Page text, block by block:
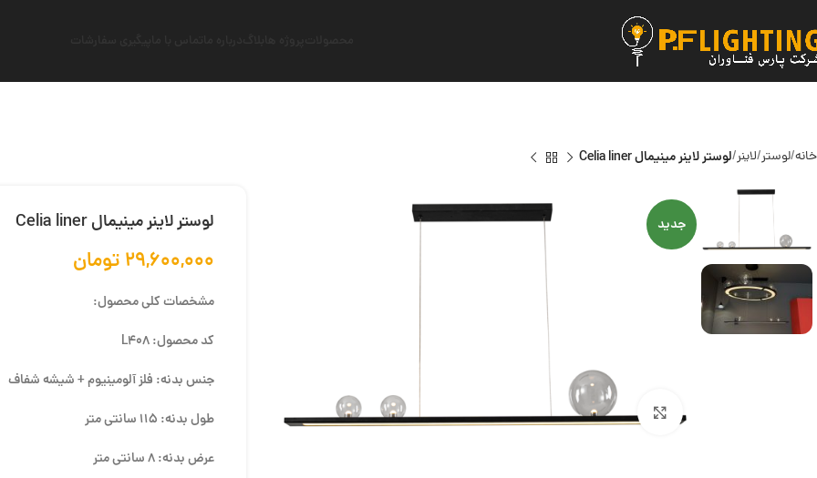
خانه لوستر لاینر لوستر لاینر مینیمال Celia liner
جدید
بزرگنمایی تصویر
لوستر لاینر مینیمال Celia liner
۲۹,۶۰۰,۰۰۰ تومان
مشخصات کلی محصول:
کد محصول: L408
جنس بدنه: فلز آلومینیوم + شیشه شفاف
طول بدنه: 115 سانتی متر
عرض بدنه: 8 سانتی متر